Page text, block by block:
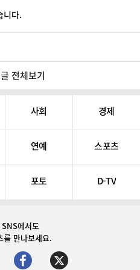
니다.
전체보기
사회 경제
연예 스포츠
포토 D-TV
SNS에서도
를 만나보세요.